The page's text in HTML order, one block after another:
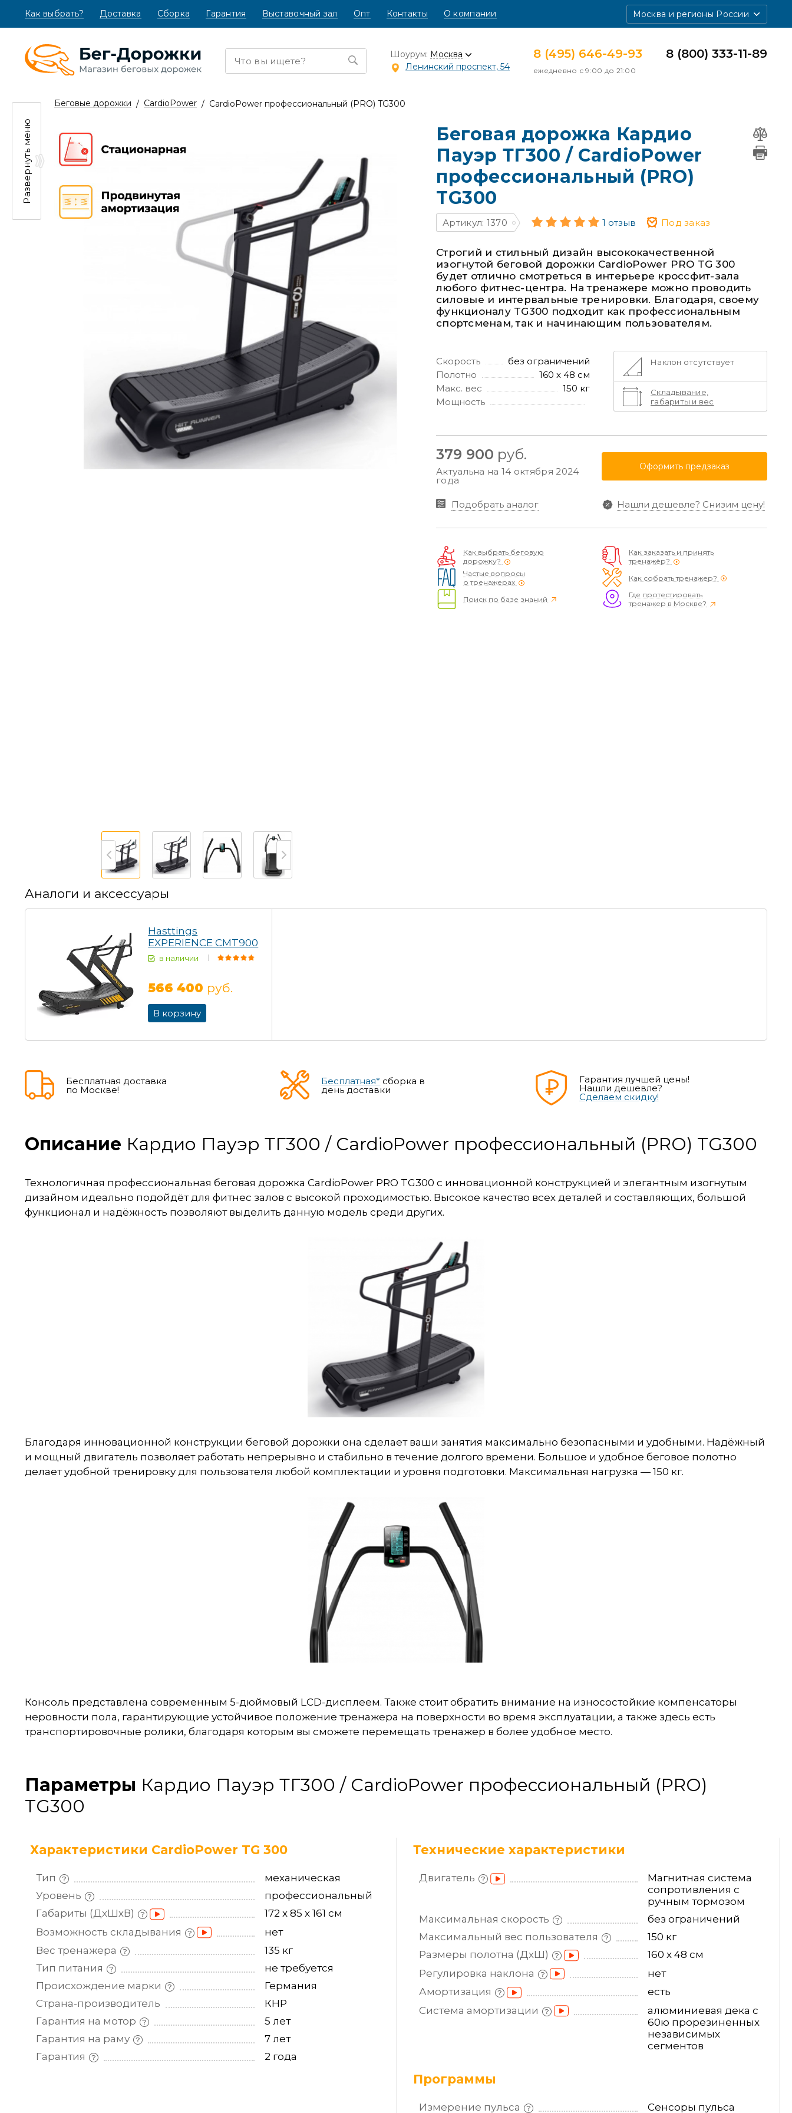
Как выбрать? (текущая)
Доставка Сборка Гарантия Выставочный зал Опт Контакты О компании Москва и регионы России
Шоурум: Москва
Ленинский проспект, 54
8 (495) 646-49-93
ежедневно с 9:00 до 21:00
8 (800) 333-11-89
Развернуть меню
Беговые дорожки CardioPower CardioPower профессиональный (PRO) TG300
Беговая дорожка Кардио
Пауэр ТГ300 / CardioPower
профессиональный (PRO)
TG300
Артикул: 1370 1 отзыв Под заказ
Строгий и стильный дизайн высококачественной
изогнутой беговой дорожки CardioPower PRO TG 300
будет отлично смотреться в интерьере кроссфит-зала
любого фитнес-центра. На тренажере можно проводить
силовые и интервальные тренировки. Благодаря, своему
функционалу TG300 подходит как профессиональным
спортсменам, так и начинающим пользователям.
Скорость
без ограничений
Полотно
160 x 48 см
Макс. вес
150 кг
Мощность
Наклон отсутствует
Складывание,
габариты и вес
379 900 руб.
Актуальна на 14 октября 2024
года
Оформить предзаказ
Подобрать аналог Нашли дешевле? Снизим цену!
Как выбрать беговую
дорожку?
Частые вопросы
о тренажерах
Поиск по базе знаний
Как заказать и принять
тренажёр?
Как собрать тренажер?
Где протестировать
тренажер в Москве?
Аналоги и аксессуары
Hasttings
EXPERIENCE CMT900
в наличии
566 400 руб.
В корзину
Бесплатная доставка
по Москве!
Бесплатная* сборка в
день доставки
Гарантия лучшей цены!
Нашли дешевле?
Сделаем скидку!
Описание Кардио Пауэр ТГ300 / CardioPower профессиональный (PRO) TG300
Технологичная профессиональная беговая дорожка CardioPower PRO TG300 с инновационной конструкцией и элегантным изогнутым
дизайном идеально подойдёт для фитнес залов с высокой проходимостью. Высокое качество всех деталей и составляющих, большой
функционал и надёжность позволяют выделить данную модель среди других.
Благодаря инновационной конструкции беговой дорожки она сделает ваши занятия максимально безопасными и удобными. Надёжный
и мощный двигатель позволяет работать непрерывно и стабильно в течение долгого времени. Большое и удобное беговое полотно
делает удобной тренировку для пользователя любой комплектации и уровня подготовки. Максимальная нагрузка — 150 кг.
Консоль представлена современным 5-дюймовый LCD-дисплеем. Также стоит обратить внимание на износостойкие компенсаторы
неровности пола, гарантирующие устойчивое положение тренажера на поверхности во время эксплуатации, а также здесь есть
транспортировочные ролики, благодаря которым вы сможете перемещать тренажер в более удобное место.
Параметры Кардио Пауэр ТГ300 / CardioPower профессиональный (PRO)
TG300
Характеристики CardioPower TG 300
Тип
механическая
Уровень
профессиональный
Габариты (ДхШхВ)
172 x 85 x 161 см
Возможность складывания
нет
Вес тренажера
135 кг
Тип питания
не требуется
Происхождение марки
Германия
Страна-производитель
КНР
Гарантия на мотор
5 лет
Гарантия на раму
7 лет
Гарантия
2 года
Технические характеристики
Двигатель
Магнитная система
сопротивления с
ручным тормозом
Максимальная скорость
без ограничений
Максимальный вес пользователя
150 кг
Размеры полотна (ДхШ)
160 x 48 см
Регулировка наклона
нет
Амортизация
есть
Система амортизации
алюминиевая дека с
60ю прорезиненных
независимых
сегментов
Программы
Измерение пульса
Сенсоры пульса